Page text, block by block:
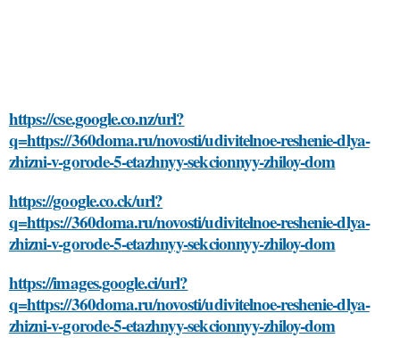
https://cse.google.co.nz/url?
q=https://360doma.ru/novosti/udivitelnoe-reshenie-dlya-
zhizni-v-gorode-5-etazhnyy-sekcionnyy-zhiloy-dom
https://google.co.ck/url?
q=https://360doma.ru/novosti/udivitelnoe-reshenie-dlya-
zhizni-v-gorode-5-etazhnyy-sekcionnyy-zhiloy-dom
https://images.google.ci/url?
q=https://360doma.ru/novosti/udivitelnoe-reshenie-dlya-
zhizni-v-gorode-5-etazhnyy-sekcionnyy-zhiloy-dom